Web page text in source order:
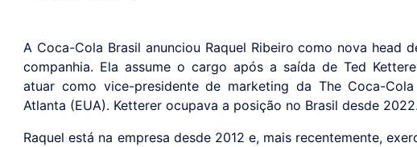
A Coca-Cola Brasil anunciou Raquel Ribeiro como nova head
companhia. Ela assume o cargo após a saída de Ted
atuar como vice-presidente de marketing da The Coca-Cola
Atlanta (EUA). Ketterer ocupava a posição no Brasil desde 2022.
Raquel está na empresa desde 2012 e, mais recentemente,